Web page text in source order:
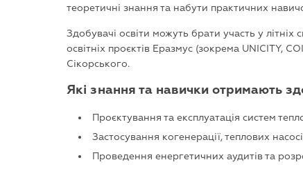
теоретичні знання та набути практичних
Здобувачі освіти можуть брати участь у
освітніх проєктів Еразмус (зокрема UNICITY,
Сікорського.
Які знання та навички отримають
Проєктування та експлуатація систем
Застосування когенерації, теплових
Проведення енергетичних аудитів та